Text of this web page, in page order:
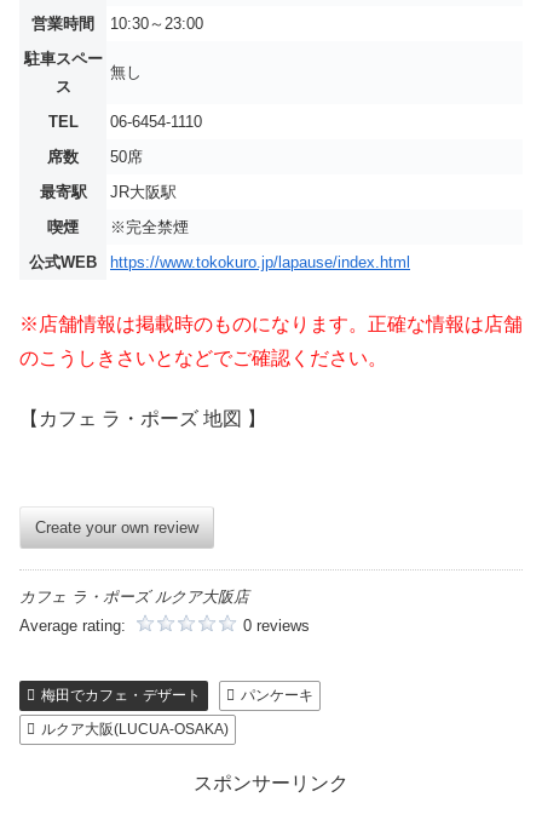
営業時間
10:30～23:00
駐車スペー
ス
無し
TEL
06-6454-1110
席数
50席
最寄駅
JR大阪駅
喫煙
※完全禁煙
公式WEB
https://www.tokokuro.jp/lapause/index.html
※店舗情報は掲載時のものになります。正確な情報は店舗
のこうしきさいとなどでご確認ください。
【カフェ ラ・ポーズ 地図 】
Create your own review
カフェ ラ・ポーズ ルクア大阪店
Average rating:
0 reviews
梅田でカフェ・デザート
パンケーキ
ルクア大阪(LUCUA-OSAKA)
スポンサーリンク